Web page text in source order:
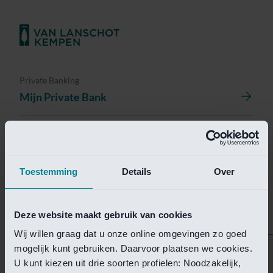
Toestemming Details Over
Deze website maakt gebruik van cookies
Wij willen graag dat u onze online omgevingen zo goed
mogelijk kunt gebruiken. Daarvoor plaatsen we cookies.
U kunt kiezen uit drie soorten profielen: Noodzakelijk,
Private Banking
Mijn Private Bank
Helaas is deze pagina